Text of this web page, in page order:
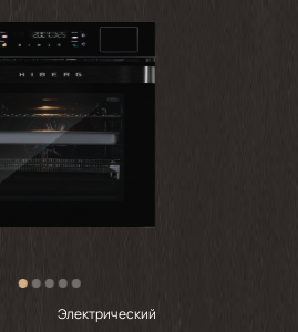
Электрический